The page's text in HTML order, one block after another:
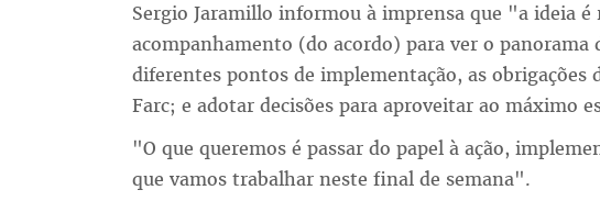
Sergio Jaramillo informou à imprensa que "a ideia é
acompanhamento (do acordo) para ver o panorama
diferentes pontos de implementação, as obrigações
Farc; e adotar decisões para aproveitar ao máximo
"O que queremos é passar do papel à ação,
que vamos trabalhar neste final de semana".